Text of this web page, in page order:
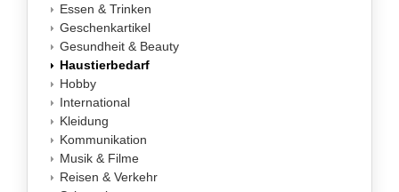
Essen & Trinken
Geschenkartikel
Gesundheit & Beauty
Haustierbedarf
Hobby
International
Kleidung
Kommunikation
Musik & Filme
Reisen & Verkehr